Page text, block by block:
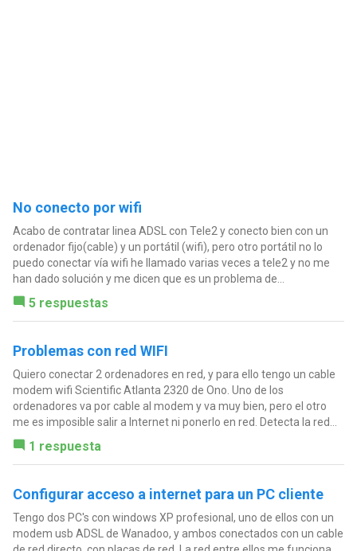
No conecto por wifi
Acabo de contratar linea ADSL con Tele2 y conecto bien con un
ordenador fijo(cable) y un portátil (wifi), pero otro portátil no lo
puedo conectar vía wifi he llamado varias veces a tele2 y no me
han dado solución y me dicen que es un problema de...
5 respuestas
Problemas con red WIFI
Quiero conectar 2 ordenadores en red, y para ello tengo un cable
modem wifi Scientific Atlanta 2320 de Ono. Uno de los
ordenadores va por cable al modem y va muy bien, pero el otro
me es imposible salir a Internet ni ponerlo en red. Detecta la red...
1 respuesta
Configurar acceso a internet para un PC cliente
Tengo dos PC's con windows XP profesional, uno de ellos con un
modem usb ADSL de Wanadoo, y ambos conectados con un cable